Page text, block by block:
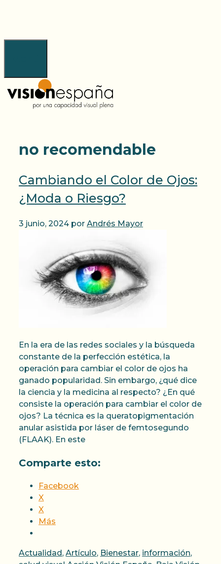
no recomendable
Cambiando el Color de Ojos:
¿Moda o Riesgo?
3 junio, 2024 por Andrés Mayor
En la era de las redes sociales y la búsqueda
constante de la perfección estética, la
operación para cambiar el color de ojos ha
ganado popularidad. Sin embargo, ¿qué dice
la ciencia y la medicina al respecto? ¿En qué
consiste la operación para cambiar el color de
ojos? La técnica es la queratopigmentación
anular asistida por láser de femtosegundo
(FLAAK). En este
Comparte esto:
Facebook
X
X
Más
Categorías
Actualidad, Artículo, Bienestar, información,